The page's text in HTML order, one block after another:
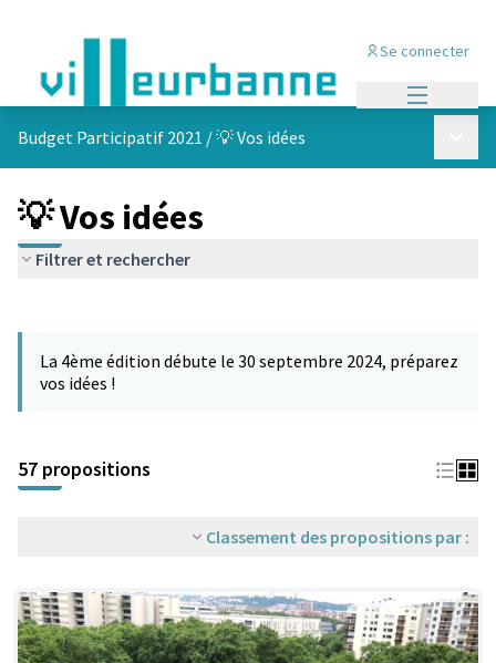
Se connecter
Budget Participatif 2021 /💡 Vos idées
💡 Vos idées
Filtrer et rechercher
La 4ème édition débute le 30 septembre 2024, préparez
vos idées !
57 propositions
Classement des propositions par :